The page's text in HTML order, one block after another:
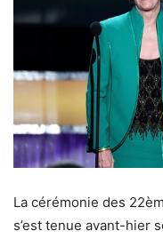
La cérémonie des
s’est tenue avant-hier